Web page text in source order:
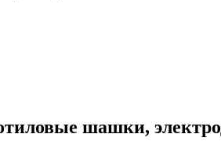
шашки,